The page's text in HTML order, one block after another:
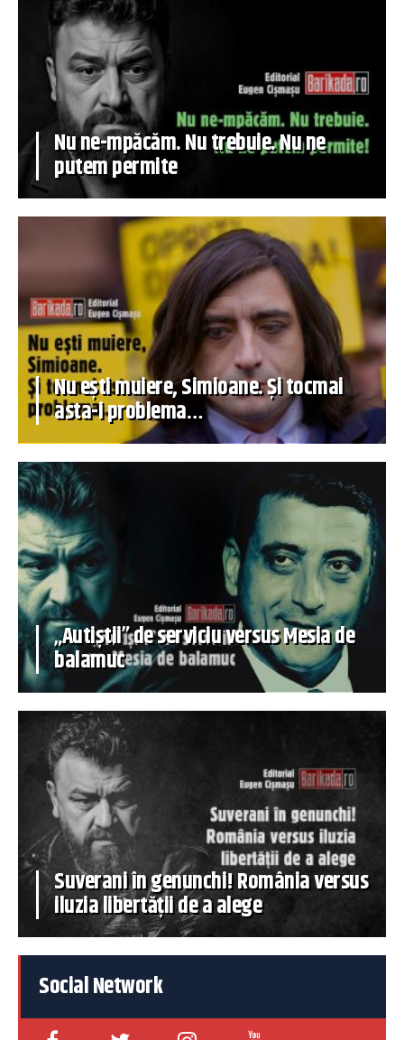
Nu ne-mpăcăm. Nu trebuie. Nu ne
putem permite
Nu ești muiere, Simioane. Și tocmai
asta-i problema…
„Autiștii” de serviciu versus Mesia de
balamuc
Suverani în genunchi! România versus
iluzia libertății de a alege
Social Network